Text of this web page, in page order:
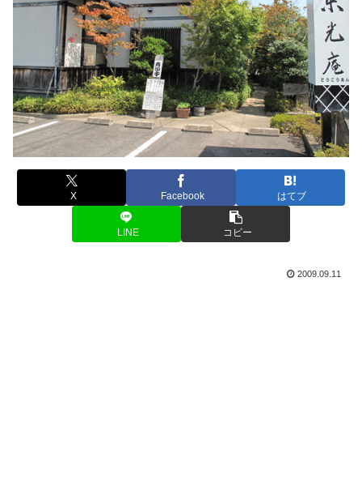
X Facebook はてブ
LINE コピー
2009.09.11